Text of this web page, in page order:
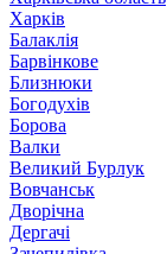
Харків
Балаклія
Барвінкове
Близнюки
Богодухів
Борова
Валки
Великий Бурлук
Вовчанськ
Дворічна
Дергачі